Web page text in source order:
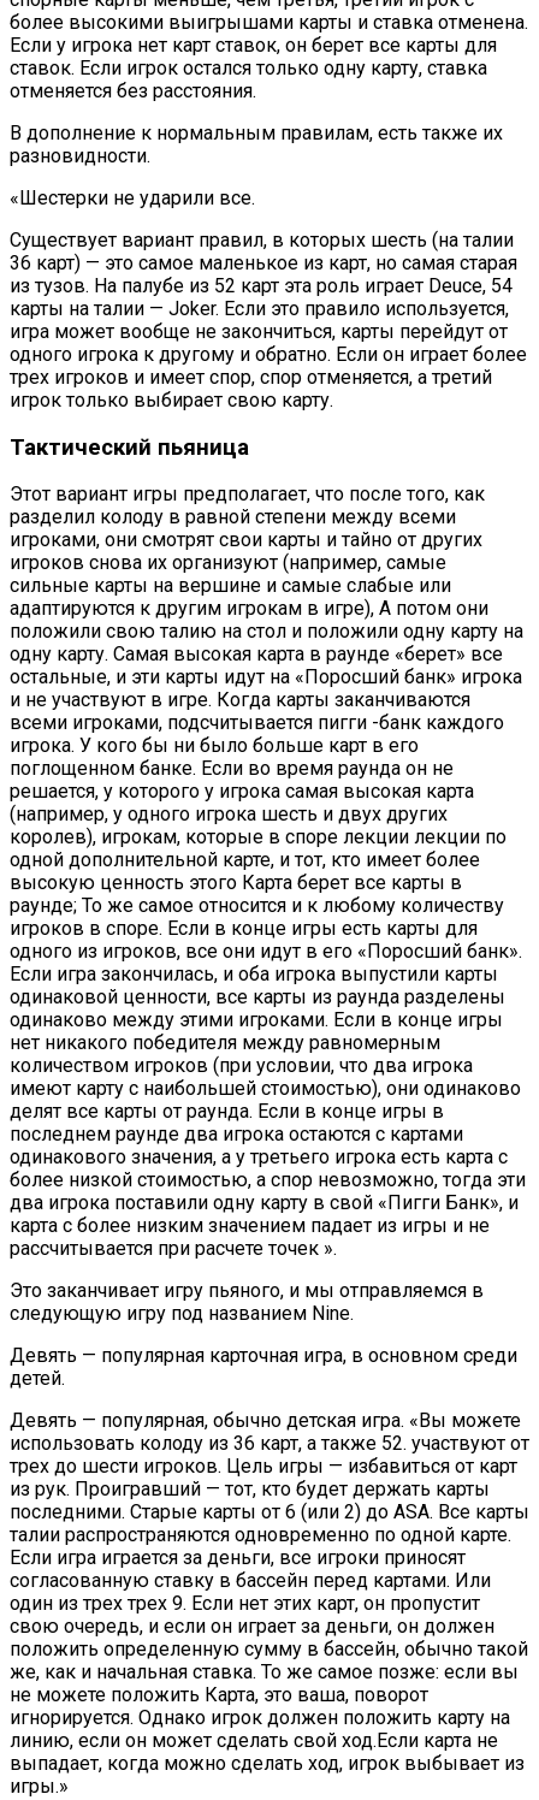
более высокими выигрышами карты и ставка отменена.
Если у игрока нет карт ставок, он берет все карты для
ставок. Если игрок остался только одну карту, ставка
отменяется без расстояния.
В дополнение к нормальным правилам, есть также их
разновидности.
«Шестерки не ударили все.
Существует вариант правил, в которых шесть (на талии
36 карт) — это самое маленькое из карт, но самая старая
из тузов. На палубе из 52 карт эта роль играет Deuce, 54
карты на талии — Joker. Если это правило используется,
игра может вообще не закончиться, карты перейдут от
одного игрока к другому и обратно. Если он играет более
трех игроков и имеет спор, спор отменяется, а третий
игрок только выбирает свою карту.
Тактический пьяница
Этот вариант игры предполагает, что после того, как
разделил колоду в равной степени между всеми
игроками, они смотрят свои карты и тайно от других
игроков снова их организуют (например, самые
сильные карты на вершине и самые слабые или
адаптируются к другим игрокам в игре), А потом они
положили свою талию на стол и положили одну карту на
одну карту. Самая высокая карта в раунде «берет» все
остальные, и эти карты идут на «Поросший банк» игрока
и не участвуют в игре. Когда карты заканчиваются
всеми игроками, подсчитывается пигги -банк каждого
игрока. У кого бы ни было больше карт в его
поглощенном банке. Если во время раунда он не
решается, у которого у игрока самая высокая карта
(например, у одного игрока шесть и двух других
королев), игрокам, которые в споре лекции лекции по
одной дополнительной карте, и тот, кто имеет более
высокую ценность этого Карта берет все карты в
раунде; То же самое относится и к любому количеству
игроков в споре. Если в конце игры есть карты для
одного из игроков, все они идут в его «Поросший банк».
Если игра закончилась, и оба игрока выпустили карты
одинаковой ценности, все карты из раунда разделены
одинаково между этими игроками. Если в конце игры
нет никакого победителя между равномерным
количеством игроков (при условии, что два игрока
имеют карту с наибольшей стоимостью), они одинаково
делят все карты от раунда. Если в конце игры в
последнем раунде два игрока остаются с картами
одинакового значения, а у третьего игрока есть карта с
более низкой стоимостью, а спор невозможно, тогда эти
два игрока поставили одну карту в свой «Пигги Банк», и
карта с более низким значением падает из игры и не
рассчитывается при расчете точек ».
Это заканчивает игру пьяного, и мы отправляемся в
следующую игру под названием Nine.
Девять — популярная карточная игра, в основном среди
детей.
Девять — популярная, обычно детская игра. «Вы можете
использовать колоду из 36 карт, а также 52. участвуют от
трех до шести игроков. Цель игры — избавиться от карт
из рук. Проигравший — тот, кто будет держать карты
последними. Старые карты от 6 (или 2) до ASA. Все карты
талии распространяются одновременно по одной карте.
Если игра играется за деньги, все игроки приносят
согласованную ставку в бассейн перед картами. Или
один из трех трех 9. Если нет этих карт, он пропустит
свою очередь, и если он играет за деньги, он должен
положить определенную сумму в бассейн, обычно такой
же, как и начальная ставка. То же самое позже: если вы
не можете положить Карта, это ваша, поворот
игнорируется. Однако игрок должен положить карту на
линию, если он может сделать свой ход.Если карта не
выпадает, когда можно сделать ход, игрок выбывает из
игры.»